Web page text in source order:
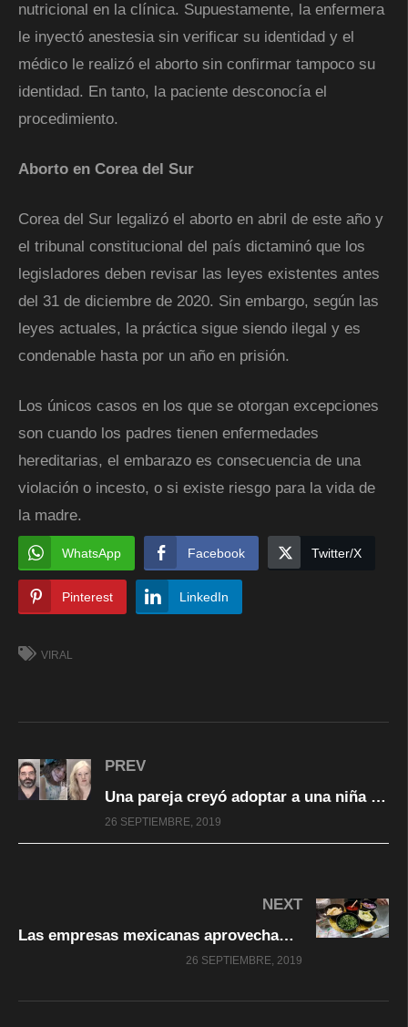
nutricional en la clínica. Supuestamente, la enfermera
le inyectó anestesia sin verificar su identidad y el
médico le realizó el aborto sin confirmar tampoco su
identidad. En tanto, la paciente desconocía el
procedimiento.
Aborto en Corea del Sur
Corea del Sur legalizó el aborto en abril de este año y
el tribunal constitucional del país dictaminó que los
legisladores deben revisar las leyes existentes antes
del 31 de diciembre de 2020. Sin embargo, según las
leyes actuales, la práctica sigue siendo ilegal y es
condenable hasta por un año en prisión.
Los únicos casos en los que se otorgan excepciones
son cuando los padres tienen enfermedades
hereditarias, el embarazo es consecuencia de una
violación o incesto, o si existe riesgo para la vida de
la madre.
WhatsApp Facebook Twitter/X
Pinterest LinkedIn
VIRAL
PREV
Una pareja creyó adoptar a una niña pero tenía 22 años y quería matarlos
26 SEPTIEMBRE, 2019
NEXT
Las empresas mexicanas aprovechan el embargo agroalimentario para conquistar el mercado ruso
26 SEPTIEMBRE, 2019